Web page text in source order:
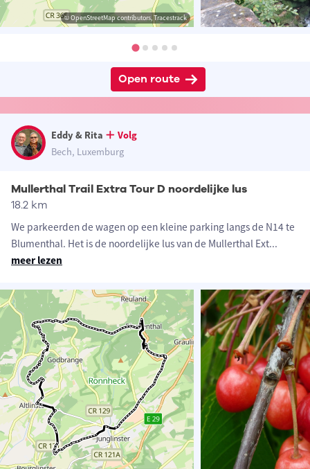
© OpenStreetMap contributors, Tracestrack
Open route
Eddy & Rita
Volg
Bech, Luxemburg
Mullerthal Trail Extra Tour D noordelijke lus
18.2 km
We parkeerden de wagen op een kleine parking langs de N14 te
Blumenthal. Het is de noordelijke lus van de Mullerthal Ext...
meer lezen